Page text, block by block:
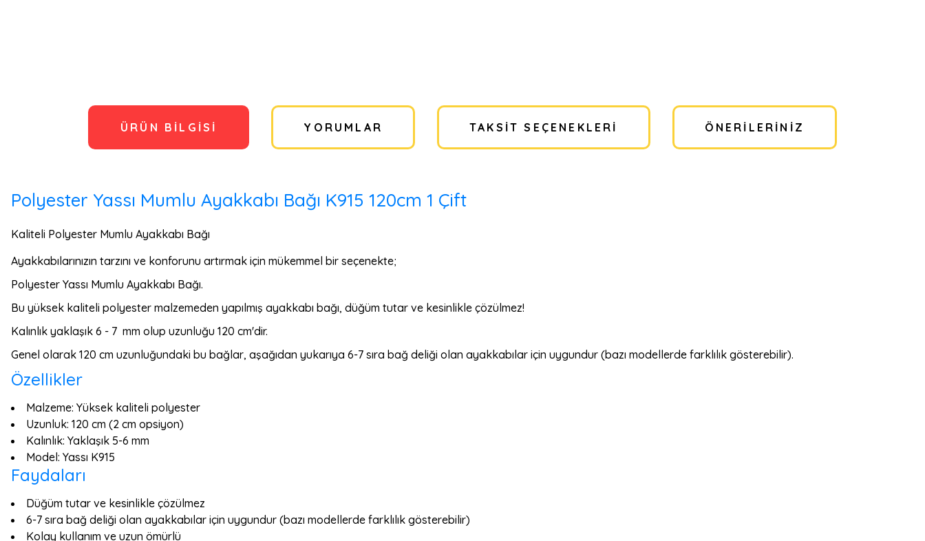
ÜRÜN BILGISI YORUMLAR TAKSIT SEÇENEKLERI ÖNERILERINIZ
Polyester Yassı Mumlu Ayakkabı Bağı K915 120cm 1 Çift
Kaliteli Polyester Mumlu Ayakkabı Bağı
Ayakkabılarınızın tarzını ve konforunu artırmak için mükemmel bir seçenekte;
Polyester Yassı Mumlu Ayakkabı Bağı.
Bu yüksek kaliteli polyester malzemeden yapılmış ayakkabı bağı, düğüm tutar ve kesinlikle çözülmez!
Kalınlık yaklaşık 6 - 7 mm olup uzunluğu 120 cm'dir.
Genel olarak 120 cm uzunluğundaki bu bağlar, aşağıdan yukarıya 6-7 sıra bağ deliği olan ayakkabılar için uygundur (bazı modellerde farklılık gösterebilir).
Özellikler
Malzeme: Yüksek kaliteli polyester
Uzunluk: 120 cm (2 cm opsiyon)
Kalınlık: Yaklaşık 5-6 mm
Model: Yassı K915
Faydaları
Düğüm tutar ve kesinlikle çözülmez
6-7 sıra bağ deliği olan ayakkabılar için uygundur (bazı modellerde farklılık gösterebilir)
Kolay kullanım ve uzun ömürlü